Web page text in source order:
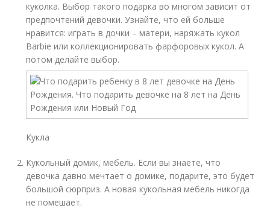
куколка. Выбор такого подарка во многом зависит от
предпочтений девочки. Узнайте, что ей больше
нравится: играть в дочки – матери, наряжать кукол
Barbie или коллекционировать фарфоровых кукол. А
потом делайте выбор.
Кукла
Кукольный домик, мебель. Если вы знаете, что
девочка давно мечтает о домике, подарите, это будет
большой сюрприз. А новая кукольная мебель никогда
не помешает.